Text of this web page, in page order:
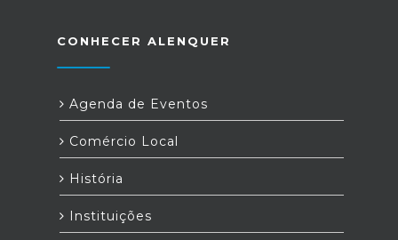
CONHECER ALENQUER
Agenda de Eventos
Comércio Local
História
Instituições